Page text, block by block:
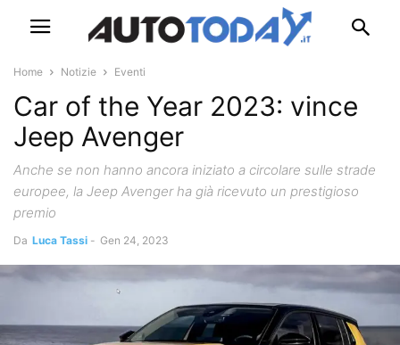
Home Notizie Eventi
Car of the Year 2023: vince
Jeep Avenger
Anche se non hanno ancora iniziato a circolare sulle strade
europee, la Jeep Avenger ha già ricevuto un prestigioso
premio
Da Luca Tassi - Gen 24, 2023